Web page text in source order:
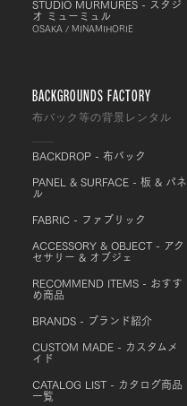
STUDIO MURMURES - スタジ
オ ミューミュル
OSAKA / MINAMIHORIE
BACKGROUNDS FACTORY
布バック等の背景レンタル
BACKDROP - 布バック
PANEL & SURFACE - 板 & パネ
ル
FABRIC - ファブリック
ACCESSORY & OBJECT - アク
セサリー & オブジェ
RECOMMEND ITEMS - おすす
め商品
BRANDS - ブランド紹介
CUSTOM MADE - カスタムメ
イド
CATALOG LIST - カタログ商品
一覧